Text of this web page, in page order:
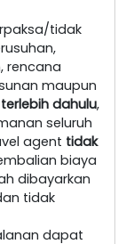
tidak
rencana
maupun
dahulu,
seluruh
agent tidak
biaya
dibayarkan
tidak
dapat